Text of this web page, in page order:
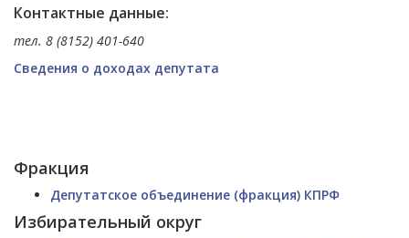
Контактные данные:
тел. 8 (8152) 401-640
Сведения о доходах депутата
Фракция
Депутатское объединение (фракция) КПРФ
Избирательный округ